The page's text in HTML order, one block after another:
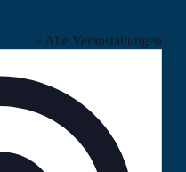
« Alle Veranstaltungen